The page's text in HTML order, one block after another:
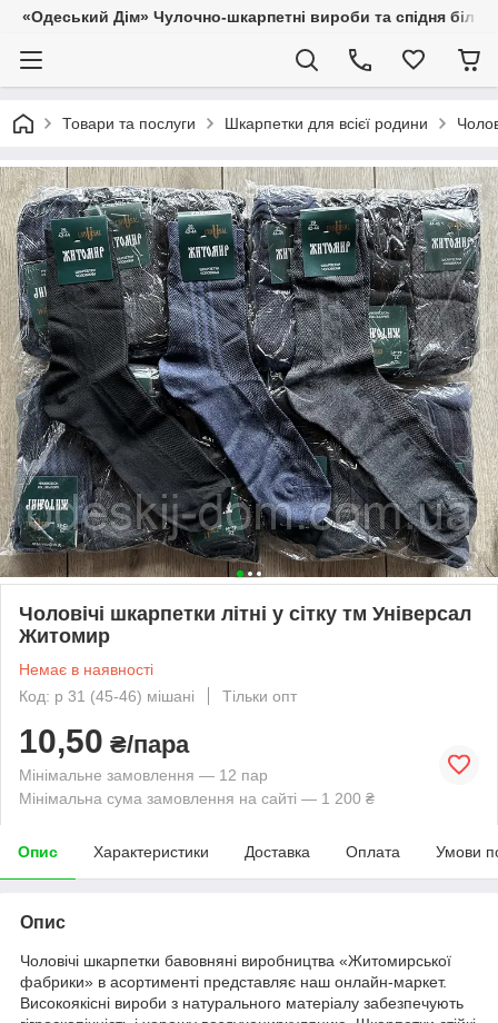
«Одеський Дім» Чулочно-шкарпетні вироби та спідня
Товари та послуги Шкарпетки для всієї родини
Чоловічі шкарпетки літні у сітку тм Універсал
Житомир
Немає в наявності
Код: р 31 (45-46) мішані
Тільки опт
10,50 ₴/пара
Мінімальне замовлення — 12 пар
Мінімальна сума замовлення на сайті — 1 200 ₴
Опис Характеристики Доставка Оплата Умови
Опис
Чоловічі шкарпетки бавовняні виробництва «Житомирської
фабрики» в асортименті представляє наш онлайн-маркет.
Високоякісні вироби з натурального матеріалу забезпечують